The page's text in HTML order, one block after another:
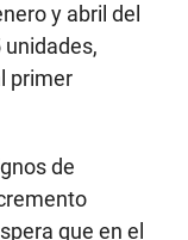
y abril del
primer
de
que en el